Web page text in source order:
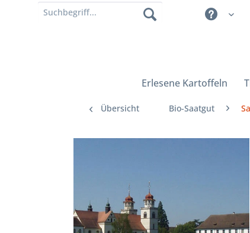
Erlesene Kartoffeln
Übersicht Bio-Saatgut